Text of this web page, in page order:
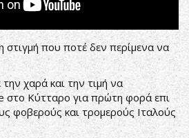
στιγμή που ποτέ δεν περίμενα να
την χαρά και την τιμή να
στο Κύτταρο για πρώτη φορά επι
φοβερούς και τρομερούς Ιταλούς